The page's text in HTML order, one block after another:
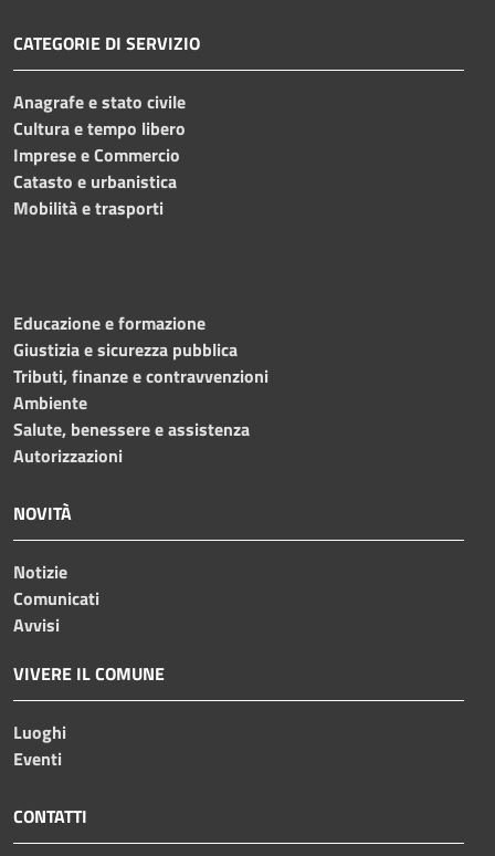
CATEGORIE DI SERVIZIO
Anagrafe e stato civile
Cultura e tempo libero
Imprese e Commercio
Catasto e urbanistica
Mobilità e trasporti
Educazione e formazione
Giustizia e sicurezza pubblica
Tributi, finanze e contravvenzioni
Ambiente
Salute, benessere e assistenza
Autorizzazioni
NOVITÀ
Notizie
Comunicati
Avvisi
VIVERE IL COMUNE
Luoghi
Eventi
CONTATTI